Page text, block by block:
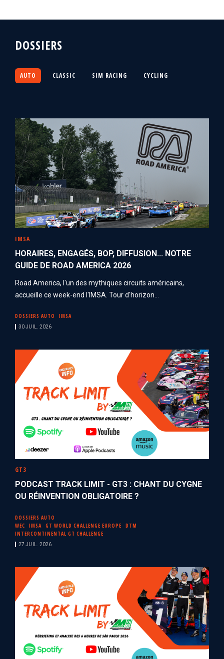
DOSSIERS
AUTO CLASSIC SIM RACING CYCLING
IMSA
HORAIRES, ENGAGÉS, BOP, DIFFUSION... NOTRE
GUIDE DE ROAD AMERICA 2026
Road America, l'un des mythiques circuits américains,
accueille ce week-end l'IMSA. Tour d'horizon...
DOSSIERS AUTO IMSA
30 JUIL. 2026
GT3
PODCAST TRACK LIMIT - GT3 : CHANT DU CYGNE
OU RÉINVENTION OBLIGATOIRE ?
DOSSIERS AUTO
WEC
IMSA GT WORLD CHALLENGE EUROPE
DTM
INTERCONTINENTAL GT CHALLENGE
27 JUIL. 2026